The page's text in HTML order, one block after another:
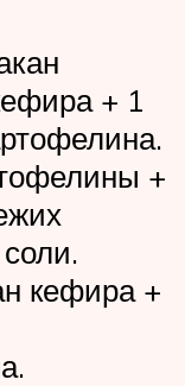
+ 1
+
кефира +